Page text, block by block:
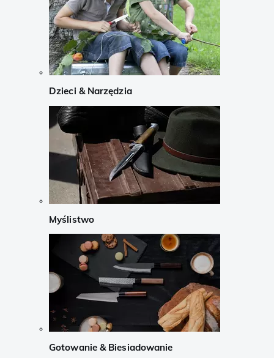
Dzieci & Narzędzia
Myślistwo
Gotowanie & Biesiadowanie